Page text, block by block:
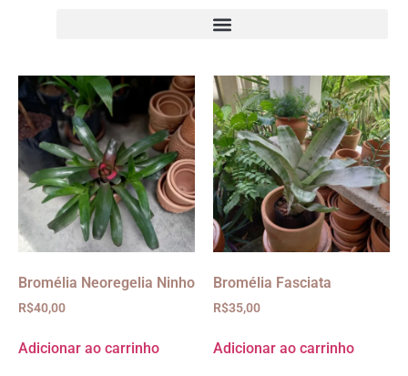
Bromélia Neoregelia Ninho
R$40,00
Adicionar ao carrinho
Bromélia Fasciata
R$35,00
Adicionar ao carrinho